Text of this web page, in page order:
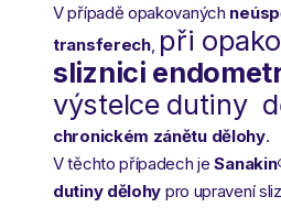
V případě opakovaných
transferech, při
sliznici
výstelce dutiny
chronickém zánětu dělohy.
V těchto případech je
dutiny dělohy pro upravení